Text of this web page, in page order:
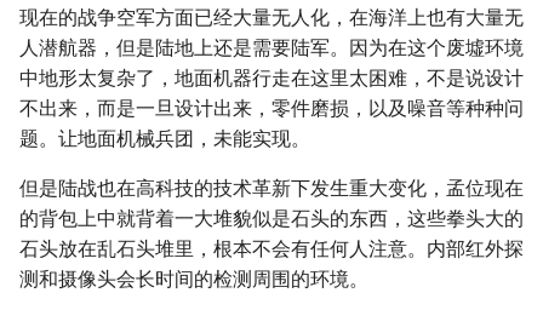
现在的战争空军方面已经大量无人化，在海洋上也有大量无
人潜航器，但是陆地上还是需要陆军。因为在这个废墟环境
中地形太复杂了，地面机器行走在这里太困难，不是说设计
不出来，而是一旦设计出来，零件磨损，以及噪音等种种问
题。让地面机械兵团，未能实现。
但是陆战也在高科技的技术革新下发生重大变化，孟位现在
的背包上中就背着一大堆貌似是石头的东西，这些拳头大的
石头放在乱石头堆里，根本不会有任何人注意。内部红外探
测和摄像头会长时间的检测周围的环境。